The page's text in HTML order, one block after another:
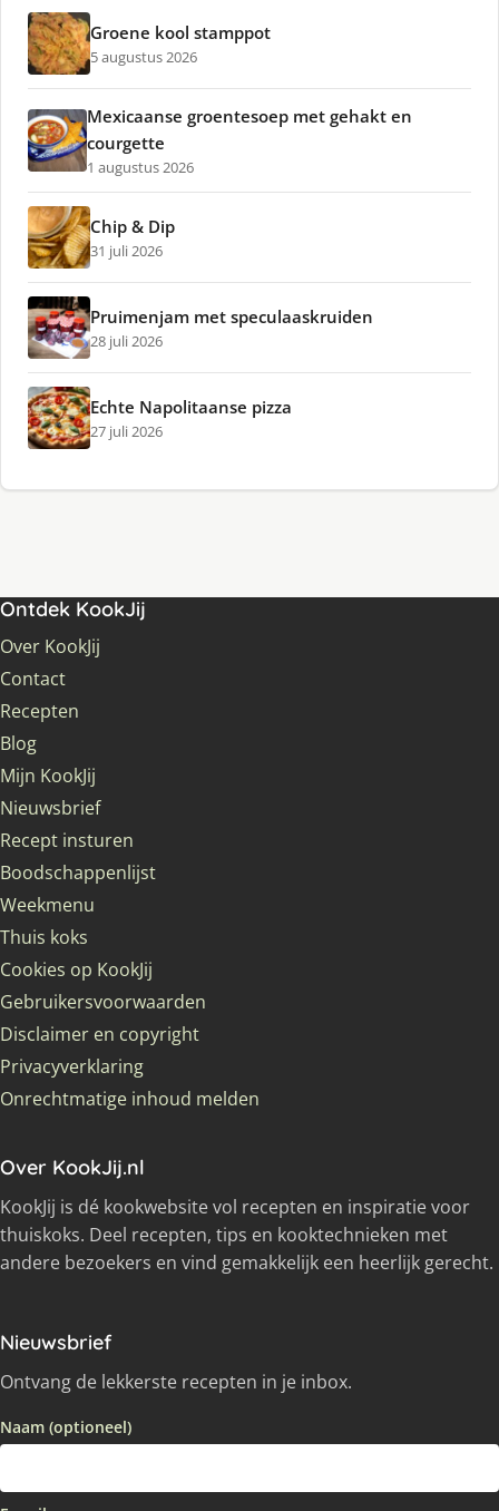
Groene kool stamppot
5 augustus 2026
Mexicaanse groentesoep met gehakt en
courgette
1 augustus 2026
Chip & Dip
31 juli 2026
Pruimenjam met speculaaskruiden
28 juli 2026
Echte Napolitaanse pizza
27 juli 2026
Ontdek KookJij
Over KookJij
Contact
Recepten
Blog
Mijn KookJij
Nieuwsbrief
Recept insturen
Boodschappenlijst
Weekmenu
Thuis koks
Cookies op KookJij
Gebruikersvoorwaarden
Disclaimer en copyright
Privacyverklaring
Onrechtmatige inhoud melden
Over KookJij.nl
KookJij is dé kookwebsite vol recepten en inspiratie voor
thuiskoks. Deel recepten, tips en kooktechnieken met
andere bezoekers en vind gemakkelijk een heerlijk gerecht.
Nieuwsbrief
Ontvang de lekkerste recepten in je inbox.
Naam (optioneel)